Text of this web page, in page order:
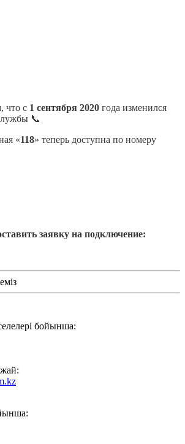
что с 1 сентября 2020 года изменился
📞
«118» теперь доступна по номеру
заявку на подключение:
бойынша: